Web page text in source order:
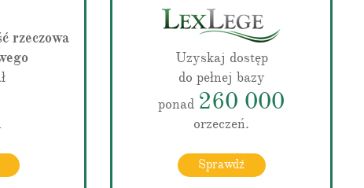
rzeczowa
Uzyskaj dostęp
do pełnej bazy
ponad 260 000
orzeczeń.
Sprawdź